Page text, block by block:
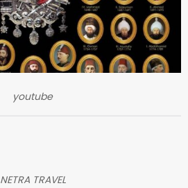
youtube
NETRA TRAVEL